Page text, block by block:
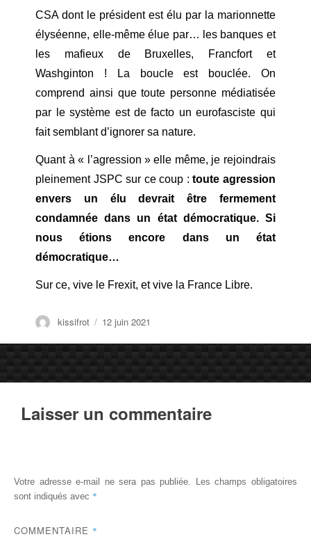
CSA dont le président est élu par la marionnette
élyséenne, elle-même élue par… les banques et
les mafieux de Bruxelles, Francfort et
Washginton ! La boucle est bouclée. On
comprend ainsi que toute personne médiatisée
par le système est de facto un eurofasciste qui
fait semblant d’ignorer sa nature.
Quant à « l’agression » elle même, je rejoindrais
pleinement JSPC sur ce coup :toute agression
envers un élu devrait être fermement
condamnéedans un état démocratique. Si
nous étions encore dans un état
démocratique…
Sur ce, vive le Frexit, et vive la France Libre.
Auteur
kissifrot
Publié
12 juin 2021
Laisser un commentaire
Votre adresse e-mail ne sera pas publiée.
Les champs obligatoires
sont indiqués avec *
COMMENTAIRE *